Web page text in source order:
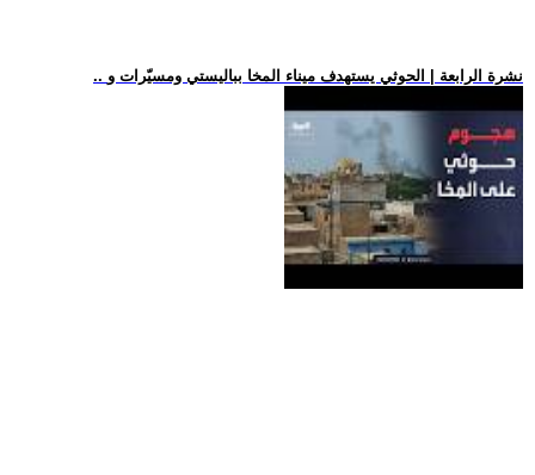
.. نشرة الرابعة | الحوثي يستهدف ميناء المخا بباليستي ومسيّرات و